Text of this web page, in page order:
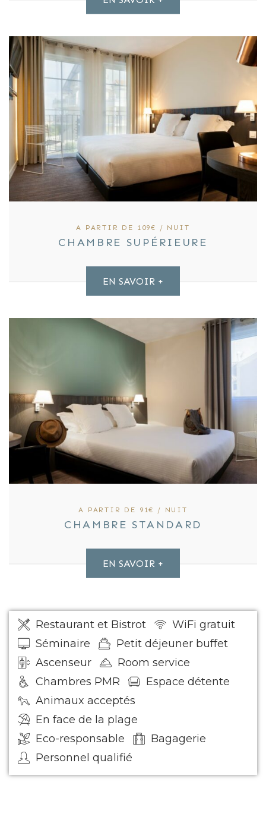
CHAMBRE SUPÉRIEURE
A PARTIR DE 109€ / NUIT
EN SAVOIR +
CHAMBRE STANDARD
A PARTIR DE 91€ / NUIT
EN SAVOIR +
Restaurant et Bistrot
WiFi gratuit
Séminaire
Petit déjeuner buffet
Ascenseur
Room service
Chambres PMR
Espace détente
Animaux acceptés
En face de la plage
Eco-responsable
Bagagerie
Personnel qualifié